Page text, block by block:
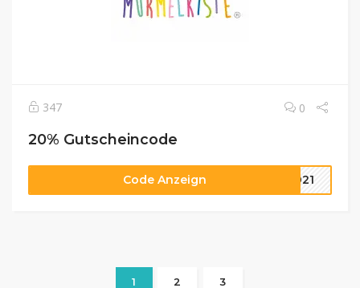
347 0
20% Gutscheincode
Code Anzeign 2021
1 2 3